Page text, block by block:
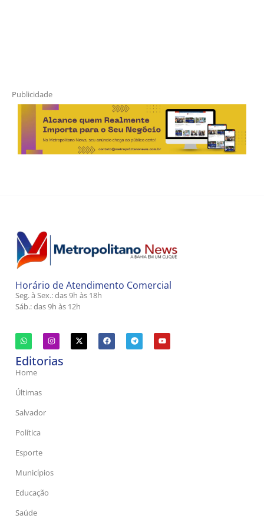
Publicidade
Horário de Atendimento Comercial
Seg. à Sex.: das 9h às 18h
Sáb.: das 9h às 12h
Editorias
Home
Últimas
Salvador
Política
Esporte
Municípios
Educação
Saúde